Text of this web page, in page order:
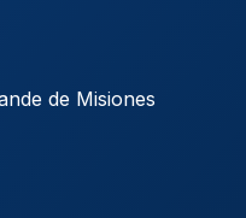
de Misiones